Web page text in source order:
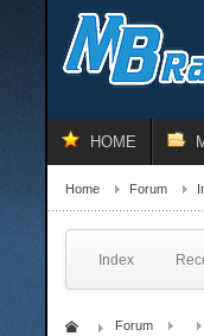
HOME
Home Forum
Index
Forum